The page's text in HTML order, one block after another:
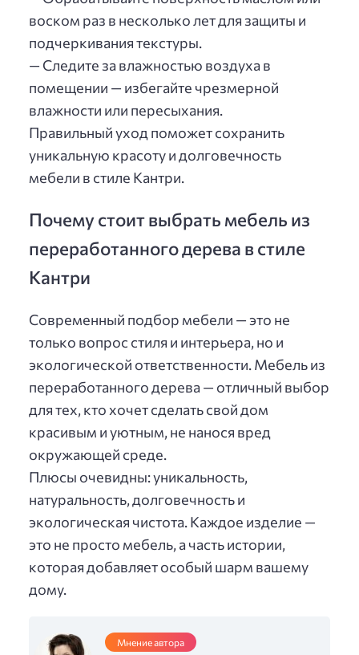
воском раз в несколько лет для защиты и
подчеркивания текстуры.
— Следите за влажностью воздуха в
помещении — избегайте чрезмерной
влажности или пересыхания.
Правильный уход поможет сохранить
уникальную красоту и долговечность
мебели в стиле Кантри.
Почему стоит выбрать мебель из
переработанного дерева в стиле
Кантри
Современный подбор мебели — это не
только вопрос стиля и интерьера, но и
экологической ответственности. Мебель из
переработанного дерева — отличный выбор
для тех, кто хочет сделать свой дом
красивым и уютным, не нанося вред
окружающей среде.
Плюсы очевидны: уникальность,
натуральность, долговечность и
экологическая чистота. Каждое изделие —
это не просто мебель, а часть истории,
которая добавляет особый шарм вашему
дому.
Мнение автора